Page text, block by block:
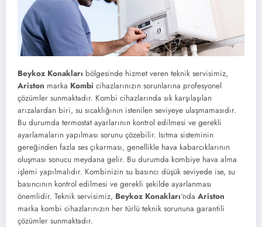
Beykoz Konakları bölgesinde hizmet veren teknik servisimiz,
Ariston marka Kombi cihazlarınızın sorunlarına profesyonel
çözümler sunmaktadır. Kombi cihazlarında sık karşılaşılan
arızalardan biri, su sıcaklığının istenilen seviyeye ulaşmamasıdır.
Bu durumda termostat ayarlarının kontrol edilmesi ve gerekli
ayarlamaların yapılması sorunu çözebilir. Isıtma sisteminin
gereğinden fazla ses çıkarması, genellikle hava kabarcıklarının
oluşması sonucu meydana gelir. Bu durumda kombiye hava alma
işlemi yapılmalıdır. Kombinizin su basıncı düşük seviyede ise, su
basıncının kontrol edilmesi ve gerekli şekilde ayarlanması
önemlidir. Teknik servisimiz, Beykoz Konakları‘nda Ariston
marka kombi cihazlarınızın her türlü teknik sorununa garantili
çözümler sunmaktadır.